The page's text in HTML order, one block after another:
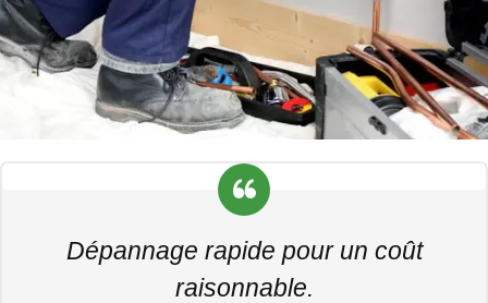
Dépannage rapide pour un coût
raisonnable.